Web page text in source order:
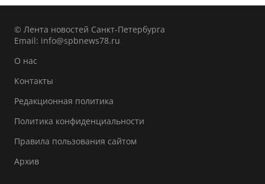
© Лента новостей Санкт-Петербурга
Email: info@spbnews78.ru
О нас
Контакты
Редакционная политика
Политика конфиденциальности
Правила пользования сайтом
Архив